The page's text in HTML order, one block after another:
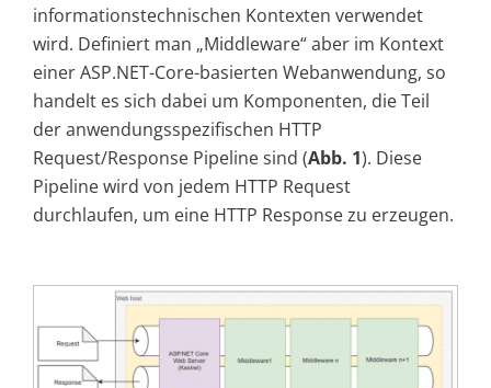
informationstechnischen Kontexten verwendet
wird. Definiert man „Middleware“ aber im Kontext
einer ASP.NET-Core-basierten Webanwendung, so
handelt es sich dabei um Komponenten, die Teil
der anwendungsspezifischen HTTP
Request/Response Pipeline sind (Abb. 1). Diese
Pipeline wird von jedem HTTP Request
durchlaufen, um eine HTTP Response zu erzeugen.